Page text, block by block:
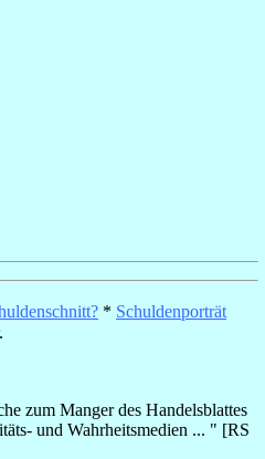
* Schuldenporträt
.
zum Manger des Handelsblattes
und Wahrheitsmedien ... " [RS